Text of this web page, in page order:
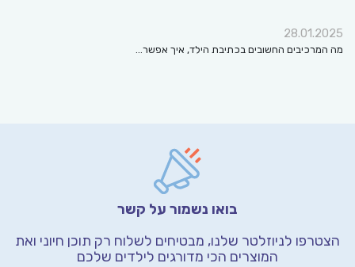
28.01.2025
מה המרכיבים החשובים בכתיבת הילד, איך אפשר…
בואו נשמור על קשר
הצטרפו לניוזלטר שלנו, מבטיחים לשלוח רק תוכן חיוני ואת
המוצרים הכי מדורגים לילדים שלכם